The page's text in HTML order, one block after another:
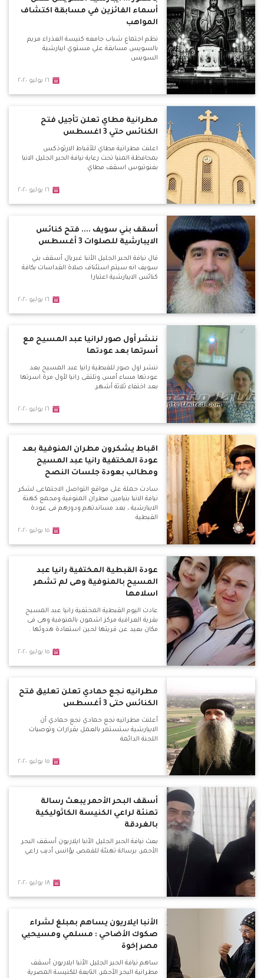
أسماء الفائزين في مسابقة اكتشاف
المواهب
نظم اجتماع شباب جامعه كنيسة العذراء مريم
بالسويس مسابقة علي مستوي ايبارشية
السويس
١٦ يوليو ٢٠٢٠
مطرانية مطاي تعلن تأجيل فتح
الكنائس حتي 3 اغسطس
اعلنت مطرانية مطاي للأقباط الارثوذكس
بمحافظة المنيا تحت رعاية نيافة الحبر الجليل الانبا
بفنوتيوس اسقف مطاي
١٦ يوليو ٢٠٢٠
أسقف بني سويف .... فتح كنائس
الايبارشية للصلوات 3 أغسطس
قال نيافة الحبر الجليل الأنبا غبريال أسقف بني
سويف انه سيتم استئناف صلاة القداسات بكافة
كنائس الايبارشية اعتبارا
١٦ يوليو ٢٠٢٠
ننشر أول صور لرانيا عبد المسيح مع
أسرتها بعد عودتها
ننشر اول صور للقبطية رانيا عبد المسيح بعد
عودتها مساء أمس وتلتقى رانيا لأول مرة اسرتها
بعد اختفاء ثلاثة أشهر.
١٦ يوليو ٢٠٢٠
اقباط يشكرون مطران المنوفية بعد
عودة المختفية رانيا عبد المسيح
ومطالب بعودة جلسات النصح
سادت حملة على مواقع التواصل الاجتماعى لشكر
نيافة الانبا بنيامين مطران المنوفية ومجمع كهنة
الايبارشية ، بعد مساندتهم ودورهم فى عودة
القبطية
١٥ يوليو ٢٠٢٠
عودة القبطية المختفية رانيا عبد
المسيح بالمنوفية وهى لم تشهر
اسلامها
عادت اليوم القبطية المختفية رانيا عبد المسيح
بقرية العراقية مركز اشمون بالمنوفية وهى فى
مكان بعيد عن قريتها لحين استعادة هدوئها .
١٥ يوليو ٢٠٢٠
مطرانيه نجع حمادي تعلن تعليق فتح
الكنائس حتى 3 أغسطس
أعلنت مطرانيه نجع حمادي نجع حمادي أن
الايبارشية ستستمر بالعمل بقرارات وتوصيات
اللجنة الدائمة
١٥ يوليو ٢٠٢٠
أسقف البحر الأحمر يبعث رسالة
تهنئة لراعي الكنيسة الكاثوليكية
بالغردقة
بعث نيافة الحبر الجليل الأنبا ايلاريون أسقف البحر
الأحمر، برسالة تهنئة للقمص يؤانس أديب راعي
١٨ يوليو ٢٠٢٠
الأنبا ايلاريون يساهم بمبلغ لشراء
صكوك الأضاحي : مسلمي ومسيحيي
مصر إخوة
ساهم نيافة الحبر الجليل الأنبا ايلاريون أسقف
مطرانية البحر الأحمر، التابعة للكنيسة المصرية